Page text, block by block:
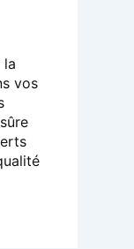
la
vos